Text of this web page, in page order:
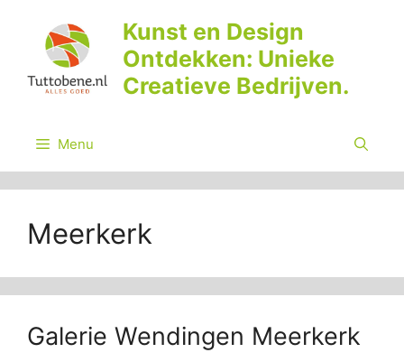
inhoud
Kunst en Design
Ontdekken: Unieke
Creatieve Bedrijven.
Menu
Meerkerk
Galerie Wendingen Meerkerk